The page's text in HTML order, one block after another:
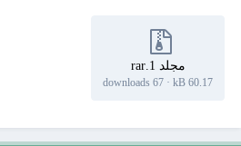
مجلد 1.rar
60.17 kB
·
67 downloads